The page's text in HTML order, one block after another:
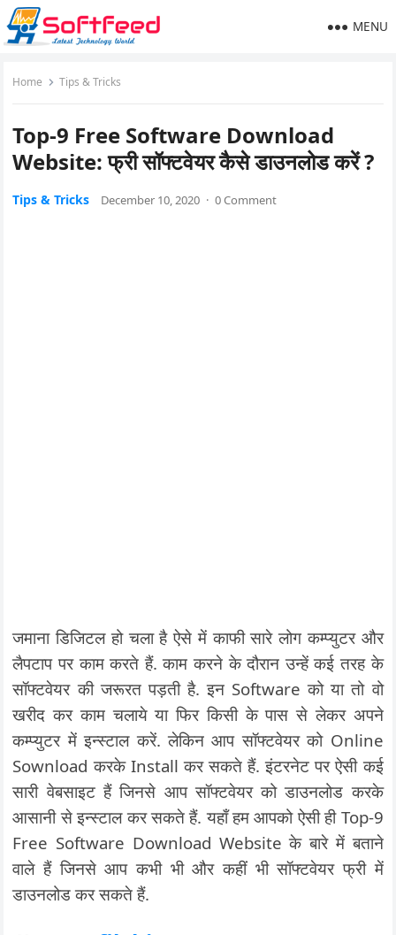
MENU
Home Tips & Tricks
Top-9 Free Software Download
Website: फ्री सॉफ्टवेयर कैसे डाउनलोड करें ?
Tips & Tricks December 10, 2020 · 0 Comment
जमाना डिजिटल हो चला है ऐसे में काफी सारे लोग कम्प्युटर और
लैपटाप पर काम करते हैं. काम करने के दौरान उन्हें कई तरह के
सॉफ्टवेयर की जरूरत पड़ती है. इन Software को या तो वो
खरीद कर काम चलाये या फिर किसी के पास से लेकर अपने
कम्प्युटर में इन्स्टाल करें. लेकिन आप सॉफ्टवेयर को Online
Sownload करके Install कर सकते हैं. इंटरनेट पर ऐसी कई
सारी वेबसाइट हैं जिनसे आप सॉफ्टवेयर को डाउनलोड करके
आसानी से इन्स्टाल कर सकते हैं. यहाँ हम आपको ऐसी ही Top-9
Free Software Download Website के बारे में बताने
वाले हैं जिनसे आप कभी भी और कहीं भी सॉफ्टवेयर फ्री में
डाउनलोड कर सकते हैं.